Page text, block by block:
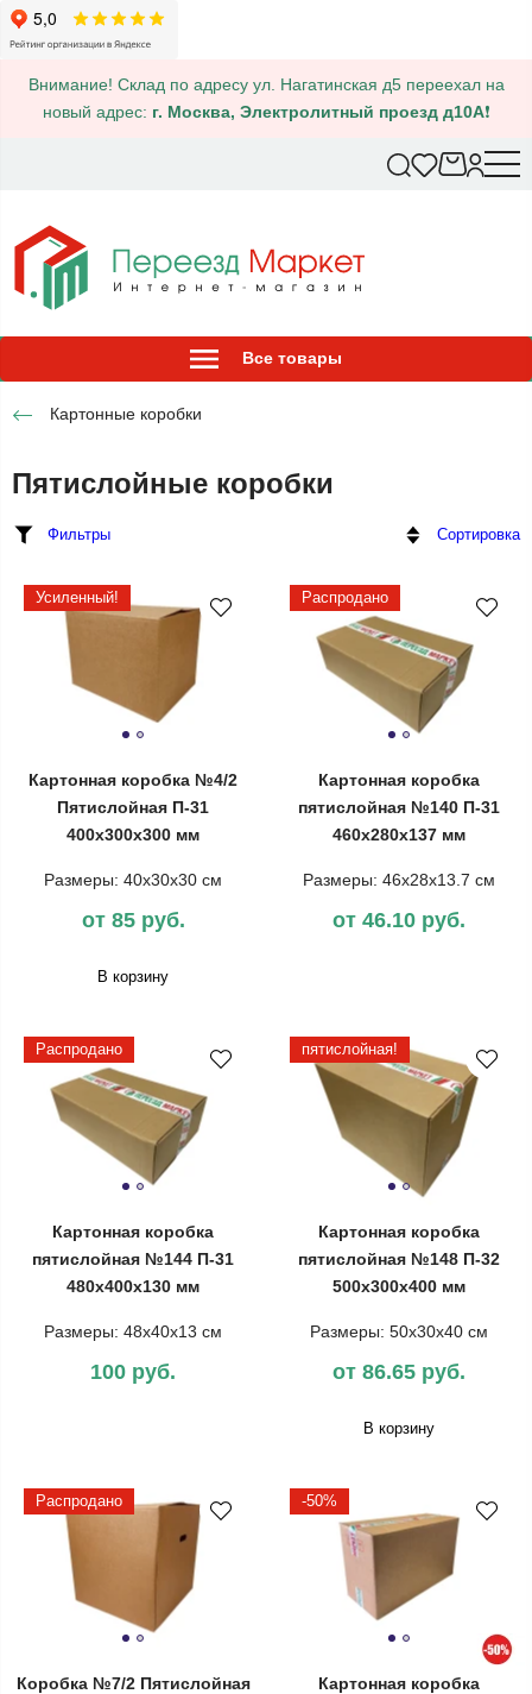
Внимание! Склад по адресу ул. Нагатинская д5 переехал на
новый адрес: г. Москва, Электролитный проезд д10А❗
Все товары
Картонные коробки
Пятислойные коробки
Фильтры Сортировка
Усиленный!
Картонная коробка №4/2
Пятислойная П-31
400х300х300 мм
Размеры: 40х30х30 см
от 85 руб.
В корзину
Распродано
Картонная коробка
пятислойная №140 П-31
460х280х137 мм
Размеры: 46х28х13.7 см
от 46.10 руб.
Распродано
Картонная коробка
пятислойная №144 П-31
480х400х130 мм
Размеры: 48х40х13 см
100 руб.
пятислойная!
Картонная коробка
пятислойная №148 П-32
500х300х400 мм
Размеры: 50х30х40 см
от 86.65 руб.
В корзину
Распродано
Коробка №7/2 Пятислойная
-50%
Картонная коробка